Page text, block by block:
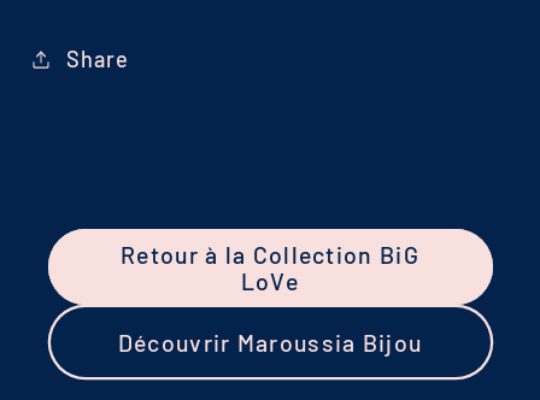
Share
Retour à la Collection BiG
LoVe
Découvrir Maroussia Bijou